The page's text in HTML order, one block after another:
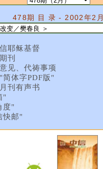
478期 目 录 - 2002年2月
耶稣基督
刊
见、代祷事项
简体字PDF版"
刊有声书
"
度"
快邮"